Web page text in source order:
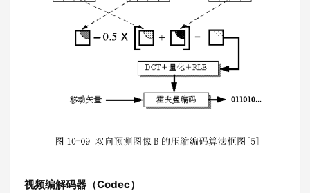
视频编解码器（Codec）